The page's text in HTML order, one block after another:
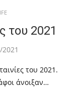
του 2021
του 2021.
άνοιξαν…